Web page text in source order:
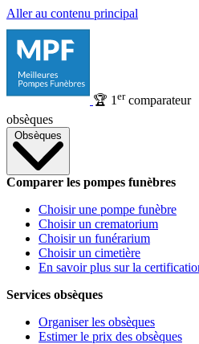
Aller au contenu principal
🏆 1 ercomparateur
obsèques
Obsèques
Comparer les pompes funèbres
Choisir une pompe funèbre
Choisir un crematorium
Choisir un funérarium
Choisir un cimetière
En savoir plus sur la
Services obsèques
Organiser les obsèques
Estimer le prix des obsèques